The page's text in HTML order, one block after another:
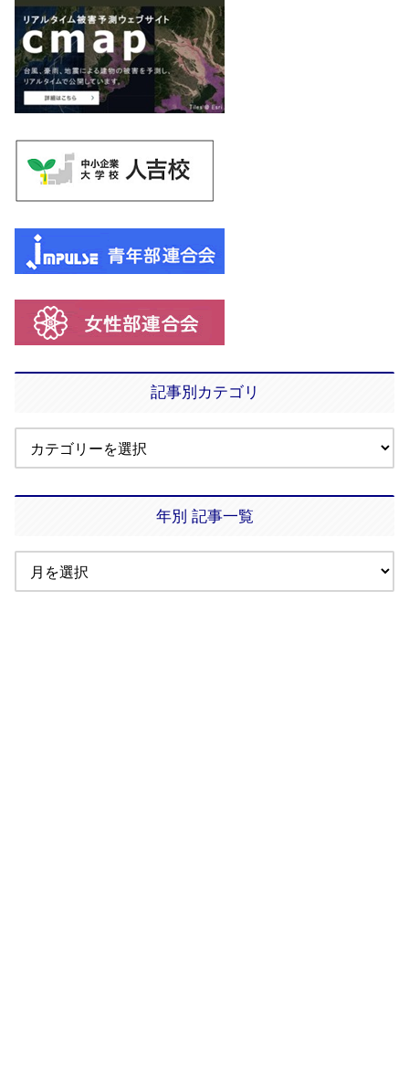
記事別カテゴリ
年別 記事一覧